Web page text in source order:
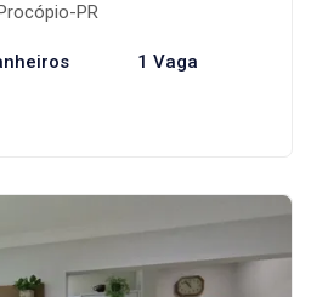
PR
1 Vaga